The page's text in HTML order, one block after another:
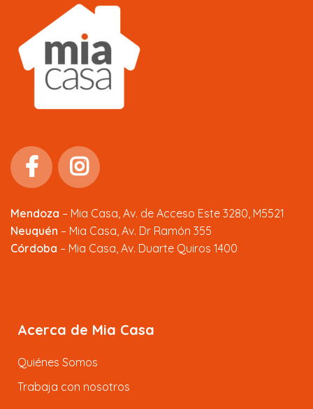
Mendoza – Mia Casa, Av. de Acceso Este 3280, M5521
Neuquén – Mia Casa, Av. Dr Ramón 355
Córdoba – Mia Casa, Av. Duarte Quiros 1400
Acerca de Mia Casa
Quiénes Somos
Trabaja con nosotros